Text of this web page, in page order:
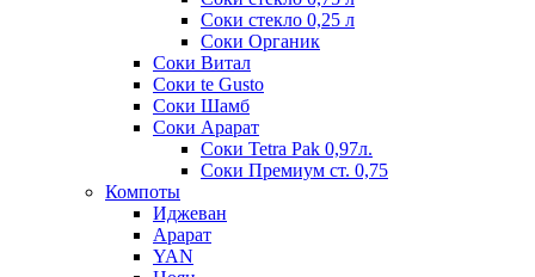
Соки стекло 0,25 л
Соки Органик
Соки Витал
Соки te Gusto
Соки Шамб
Соки Арарат
Соки Tetra Pak 0,97л.
Соки Премиум ст. 0,75
Компоты
Иджеван
Арарат
YAN